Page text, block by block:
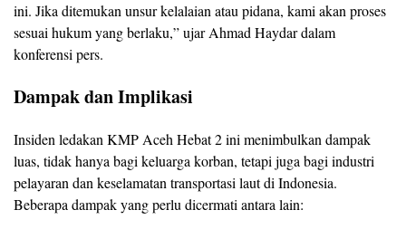
ini. Jika ditemukan unsur kelalaian atau pidana, kami akan proses
sesuai hukum yang berlaku,” ujar Ahmad Haydar dalam
konferensi pers.
Dampak dan Implikasi
Insiden ledakan KMP Aceh Hebat 2 ini menimbulkan dampak
luas, tidak hanya bagi keluarga korban, tetapi juga bagi industri
pelayaran dan keselamatan transportasi laut di Indonesia.
Beberapa dampak yang perlu dicermati antara lain: